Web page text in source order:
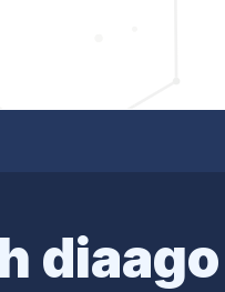
diaago